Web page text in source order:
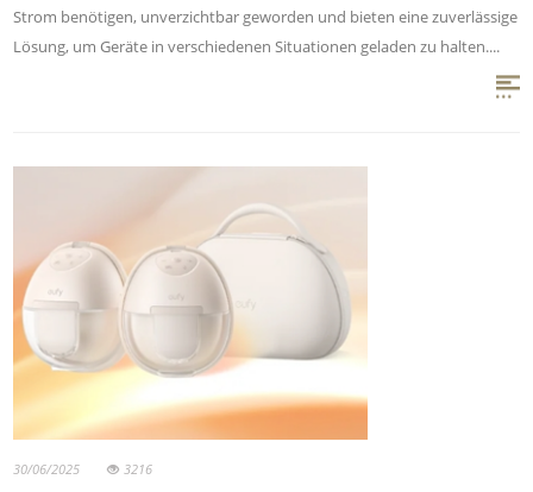
Strom benötigen, unverzichtbar geworden und bieten eine zuverlässige
Lösung, um Geräte in verschiedenen Situationen geladen zu halten....
30/06/2025 3216